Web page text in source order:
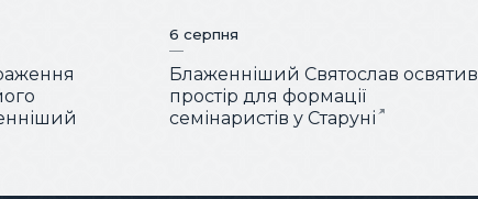
6 серпня
Блаженніший Святослав освятив
простір для формації
семінаристів у Старуні